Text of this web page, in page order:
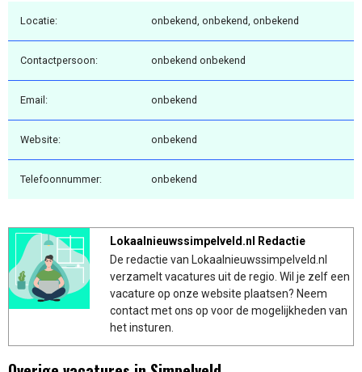
Locatie: onbekend, onbekend, onbekend
Contactpersoon: onbekend onbekend
Email: onbekend
Website: onbekend
Telefoonnummer: onbekend
Lokaalnieuwssimpelveld.nl Redactie
De redactie van Lokaalnieuwssimpelveld.nl
verzamelt vacatures uit de regio. Wil je zelf een
vacature op onze website plaatsen? Neem
contact met ons op voor de mogelijkheden van
het insturen.